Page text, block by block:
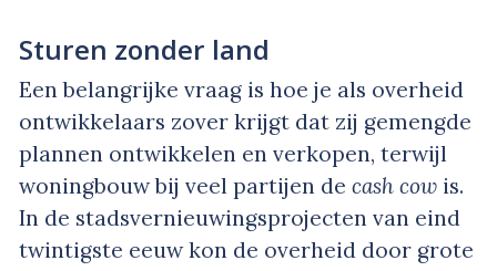
Sturen zonder land
Een belangrijke vraag is hoe je als overheid
ontwikkelaars zover krijgt dat zij gemengde
plannen ontwikkelen en verkopen, terwijl
woningbouw bij veel partijen de cash cow is.
In de stadsvernieuwingsprojecten van eind
twintigste eeuw kon de overheid door grote